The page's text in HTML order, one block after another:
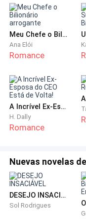
Eu sou diarista,
dias que trabalho
vou levando, como
responsável,
trabalhos, eu não
pagava bem, claro
vale muito a pena,
bom, eu queria
no momento eu
tenho é dividido
dela, nossa tia liga
para nos ajudar,
minha mãe estava
por ela ter
Meu Chefe o Bilionário arrogante
Ana Elói
Romance
A Incrível Ex-Esposa do CEO Está de Volta!
H. Dally
Romance
Nuevas novelas
DESEJO INSACIÁVEL
Sol Rodrigues